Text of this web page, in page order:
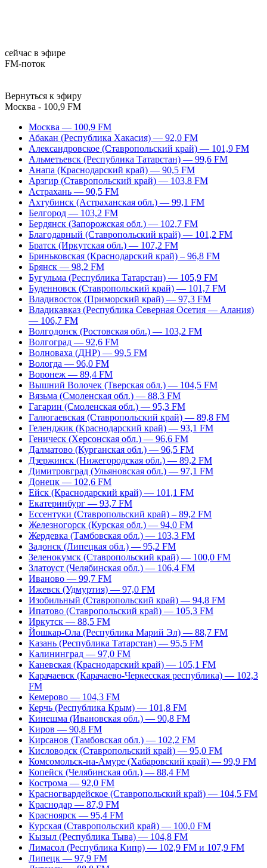
сейчас в эфире
FM-поток
Вернуться к эфиру
Москва - 100,9 FM
Москва — 100,9 FM
Абакан (Республика Хакасия) — 92,0 FM
Александровское (Ставропольский край) — 101,9 FM
Альметьевск (Республика Татарстан) — 99,6 FM
Анапа (Краснодарский край) — 90,5 FM
Арзгир (Ставропольский край) — 103,8 FM
Астрахань — 90,5 FM
Ахтубинск (Астраханская обл.) — 99,1 FM
Белгород — 103,2 FM
Бердянск (Запорожская обл.) — 102,7 FM
Благодарный (Ставропольский край) — 101,2 FM
Братск (Иркутская обл.) — 107,2 FM
Бриньковская (Краснодарский край) – 96,8 FM
Брянск — 98,2 FM
Бугульма (Республика Татарстан) — 105,9 FM
Буденновск (Ставропольский край) — 101,7 FM
Владивосток (Приморский край) — 97,3 FM
Владикавказ (Республика Северная Осетия — Алания)
— 106,7 FM
Волгодонск (Ростовская обл.) — 103,2 FM
Волгоград — 92,6 FM
Волноваха (ДНР) — 99,5 FM
Вологда — 96,0 FM
Воронеж — 89,4 FM
Вышний Волочек (Тверская обл.) — 104,5 FM
Вязьма (Смоленская обл.) — 88,3 FM
Гагарин (Смоленская обл.) — 95,3 FM
Галюгаевская (Ставропольский край) — 89,8 FM
Геленджик (Краснодарский край) — 93,1 FM
Геническ (Херсонская обл.) — 96,6 FM
Далматово (Курганская обл.) — 96,5 FM
Дзержинск (Нижегородская обл.) — 89,2 FM
Димитровград (Ульяновская обл.) — 97,1 FM
Донецк — 102,6 FM
Ейск (Краснодарский край) — 101,1 FM
Екатеринбург — 93,7 FM
Ессентуки (Ставропольский край) – 89,2 FM
Железногорск (Курская обл.) — 94,0 FM
Жердевка (Тамбовская обл.) — 103,3 FM
Задонск (Липецкая обл.) — 95,2 FM
Зеленокумск (Ставропольский край) — 100,0 FM
Златоуст (Челябинская обл.) — 106,4 FM
Иваново — 99,7 FM
Ижевск (Удмуртия) — 97,0 FM
Изобильный (Ставропольский край) — 94,8 FM
Ипатово (Ставропольский край) — 105,3 FM
Иркутск — 88,5 FM
Йошкар-Ола (Республика Марий Эл) — 88,7 FM
Казань (Республика Татарстан) — 95,5 FM
Калининград — 97,0 FM
Каневская (Краснодарский край) — 105,1 FM
Карачаевск (Карачаево-Черкесская республика) — 102,3
FM
Кемерово — 104,3 FM
Керчь (Республика Крым) — 101,8 FM
Кинешма (Ивановская обл.) — 90,8 FM
Киров — 90,8 FM
Кирсанов (Тамбовская обл.) — 102,2 FM
Кисловодск (Ставропольский край) — 95,0 FM
Комсомольск-на-Амуре (Хабаровский край) — 99,9 FM
Копейск (Челябинская обл.) — 88,4 FM
Кострома — 92,0 FM
Красногвардейское (Ставропольский край) — 104,5 FM
Краснодар — 87,9 FM
Красноярск — 95,4 FM
Курская (Ставропольский край) — 100,0 FM
Кызыл (Республика Тыва) — 104,8 FM
Лимасол (Республика Кипр) — 102,9 FM и 107,9 FM
Липецк — 97,9 FM